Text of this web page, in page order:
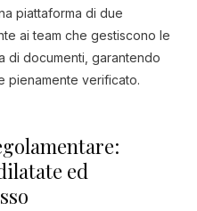
piattaforma di due
ai team che gestiscono le
di documenti, garantendo
pienamente verificato.
ed